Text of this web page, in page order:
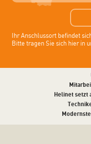
Ihr Anschlussort befindet
Bitte tragen Sie sich hier in
Helinet setzt